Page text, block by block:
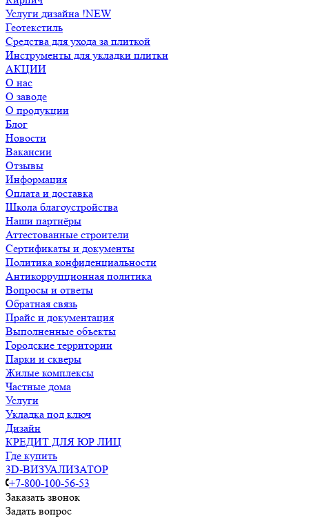
Услуги дизайна !NEW
Геотекстиль
Средства для ухода за плиткой
Инструменты для укладки плитки
АКЦИИ
О нас
О заводе
О продукции
Блог
Новости
Вакансии
Отзывы
Информация
Оплата и доставка
Школа благоустройства
Наши партнёры
Аттестованные строители
Сертификаты и документы
Политика конфиденциальности
Антикоррупционная политика
Вопросы и ответы
Обратная связь
Прайс и документация
Выполненные объекты
Городские территории
Парки и скверы
Жилые комплексы
Частные дома
Услуги
Укладка под ключ
Дизайн
КРЕДИТ ДЛЯ ЮР ЛИЦ
Где купить
3D-ВИЗУАЛИЗАТОР
+7-800-100-56-53
Заказать звонок
Задать вопрос